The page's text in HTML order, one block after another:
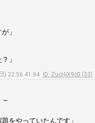
」
」
) 22:56:41.94
ID: ZucHjX9c0 (33)
をやっていたんです」